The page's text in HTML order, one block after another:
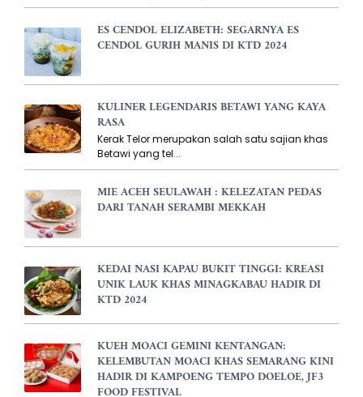
ES CENDOL ELIZABETH: SEGARNYA ES
CENDOL GURIH MANIS DI KTD 2024
KULINER LEGENDARIS BETAWI YANG KAYA
RASA
Kerak Telor merupakan salah satu sajian khas
Betawi yang tel...
MIE ACEH SEULAWAH : KELEZATAN PEDAS
DARI TANAH SERAMBI MEKKAH
KEDAI NASI KAPAU BUKIT TINGGI: KREASI
UNIK LAUK KHAS MINAGKABAU HADIR DI
KTD 2024
KUEH MOACI GEMINI KENTANGAN:
KELEMBUTAN MOACI KHAS SEMARANG KINI
HADIR DI KAMPOENG TEMPO DOELOE, JF3
FOOD FESTIVAL